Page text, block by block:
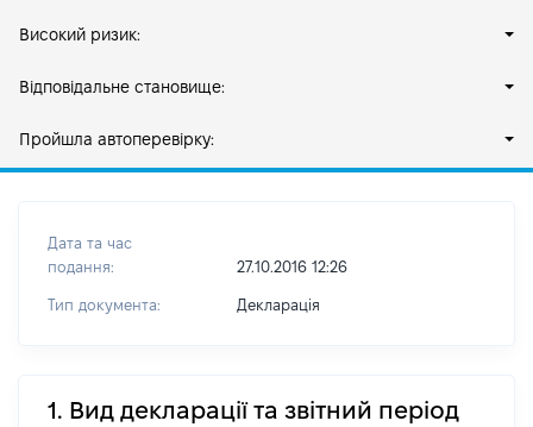
Високий ризик:
Відповідальне становище:
Пройшла автоперевірку:
Дата та час
подання:
27.10.2016 12:26
Тип документа: Декларація
1. Вид декларації та звітний період